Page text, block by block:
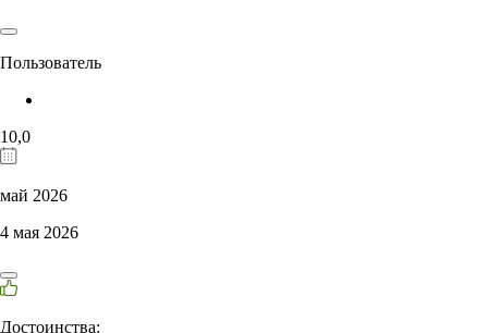
Пользователь
10,0
май 2026
4 мая 2026
Достоинства: